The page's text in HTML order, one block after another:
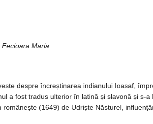
Maria
despre încreștinarea indianului Ioasaf,
a fost tradus ulterior în latină și slavonă și s-
(1649) de Udriște Năsturel,